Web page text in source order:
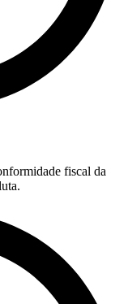
fiscal da